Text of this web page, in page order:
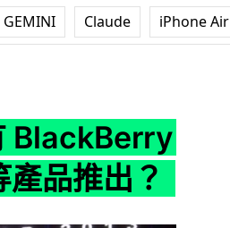
GEMINI Claude iPhone Air
BlackBerry
品推出？